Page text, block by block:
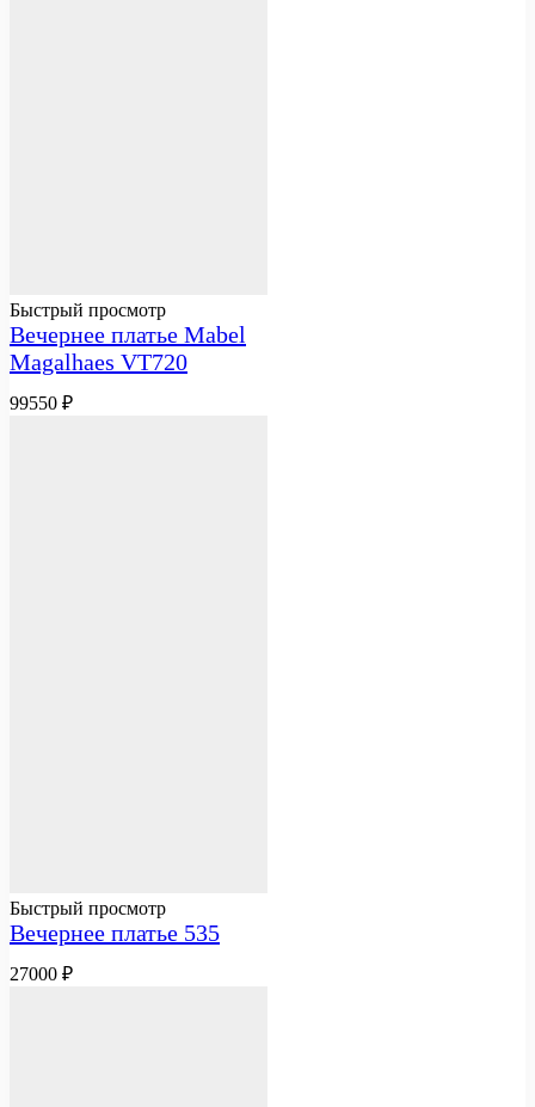
Быстрый просмотр
Вечернее платье Mabel
Magalhaes VT720
99550 ₽
Быстрый просмотр
Вечернее платье 535
27000 ₽